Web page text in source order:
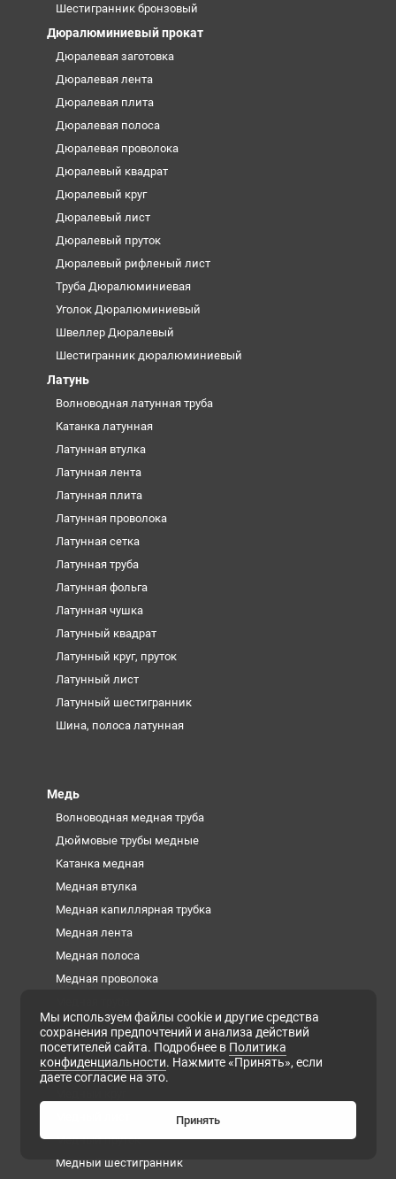
Шестигранник бронзовый
Дюралюминиевый прокат
Дюралевая заготовка
Дюралевая лента
Дюралевая плита
Дюралевая полоса
Дюралевая проволока
Дюралевый квадрат
Дюралевый круг
Дюралевый лист
Дюралевый пруток
Дюралевый рифленый лист
Труба Дюралюминиевая
Уголок Дюралюминиевый
Швеллер Дюралевый
Шестигранник дюралюминиевый
Латунь
Волноводная латунная труба
Катанка латунная
Латунная втулка
Латунная лента
Латунная плита
Латунная проволока
Латунная сетка
Латунная труба
Латунная фольга
Латунная чушка
Латунный квадрат
Латунный круг, пруток
Латунный лист
Латунный шестигранник
Шина, полоса латунная
Медь
Волноводная медная труба
Дюймовые трубы медные
Катанка медная
Медная втулка
Медная капиллярная трубка
Медная лента
Медная полоса
Медная проволока
Медная фольга
Медная шина
Медный квадрат
Медный пруток
Медный шестигранник
Мы используем файлы cookie и другие средства
сохранения предпочтений и анализа действий
посетителей сайта. Подробнее в Политика
конфиденциальности. Нажмите «Принять», если
даете согласие на это.
Принять